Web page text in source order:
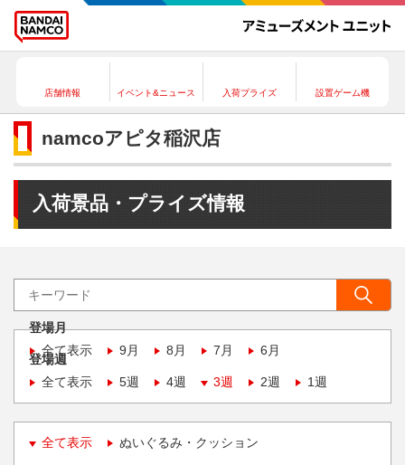
店舗情報 イベント&ニュース 入荷プライズ 設置ゲーム機
namcoアピタ稲沢店
入荷景品・プライズ情報
登場月
全て表示
9月 8月 7月 6月
登場週
全て表示
5週 4週 3週 2週 1週
全て表示 ぬいぐるみ・クッション